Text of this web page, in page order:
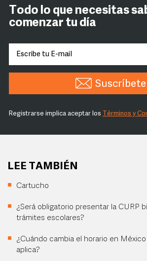
Todo lo que necesitas
comenzar tu día
Suscríbete
Registrarse implica aceptar los Términos y
LEE TAMBIÉN
Cartucho
¿Será obligatorio presentar la CURP
trámites escolares?
¿Cuándo cambia el horario en
aplica?